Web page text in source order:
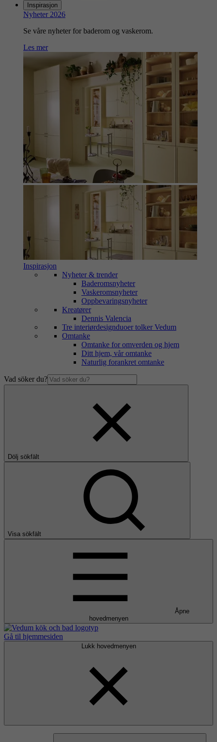
Inspirasjon
Nyheter 2026
Se våre nyheter for baderom og vaskerom.
Les mer
Inspirasjon
Nyheter & trender
Baderomsnyheter
Vaskeromsnyheter
Oppbevaringsnyheter
Kreatører
Dennis Valencia
Tre interiørdesignduoer tolker Vedum
Omtanke
Omtanke for omverden og hjem
Ditt hjem, vår omtanke
Naturlig forankret omtanke
Vad söker du?
Dölj sökfält
Visa sökfält
Åpne
hovedmenyen
Gå til hjemmesiden
Lukk hovedmenyen